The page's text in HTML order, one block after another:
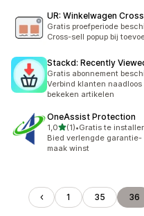
UR: Winkelwagen
Gratis proefperiode
Cross-sell popup bij
Stackd: Recently
Gratis abonnement
Verbind klanten
bekeken artikelen
OneAssist Protection
1,0van 5 sterren
(1)
1 recensies in totaal
•Gratis te
Bied verlengde
maak winst
1 35 36